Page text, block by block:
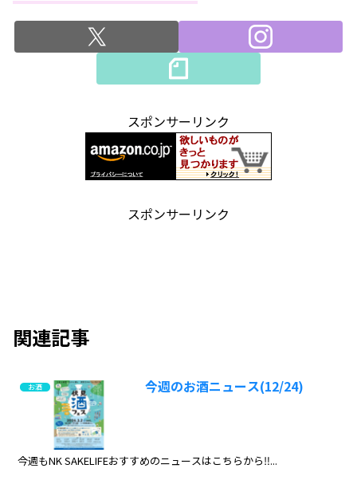
スポンサーリンク
スポンサーリンク
関連記事
お酒 今週のお酒ニュース(12/24)
今週もNK SAKELIFEおすすめのニュースはこちらから‼...